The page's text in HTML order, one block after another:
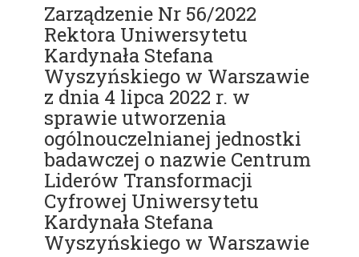
Zarządzenie Nr 56/2022
Rektora Uniwersytetu
Kardynała Stefana
Wyszyńskiego w Warszawie
z dnia 4 lipca 2022 r. w
sprawie utworzenia
ogólnouczelnianej jednostki
badawczej o nazwie Centrum
Liderów Transformacji
Cyfrowej Uniwersytetu
Kardynała Stefana
Wyszyńskiego w Warszawie